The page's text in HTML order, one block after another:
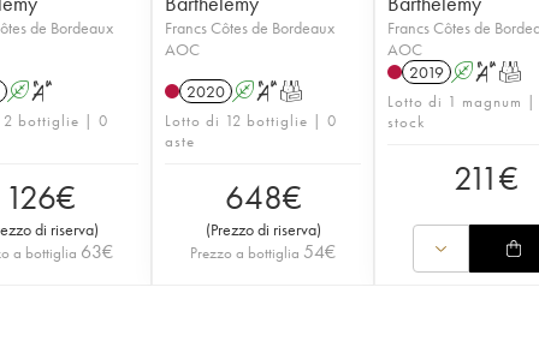
de Bordeaux
A S
2 bottiglie | 0
126€
di riserva)
a bottiglia 63€
Francs Côtes de Bordeaux
AOC
2020 A ST
Lotto di 12 bottiglie | 0
aste
648€
(Prezzo di riserva)
Prezzo a bottiglia 54€
Francs Côtes de
AOC
2019 A ST
Lotto di 1 magnum
stock
211€